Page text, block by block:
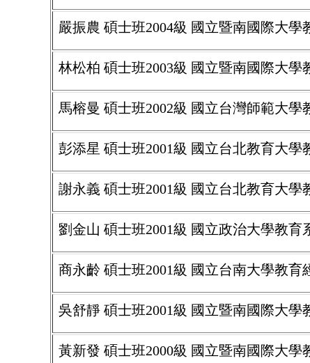
嚴振農 碩士班2004級 國立暨南國際大學
林松柏 碩士班2003級 國立暨南國際大學
馬榕曼 碩士班2002級 國立台灣師範大學
彭添星 碩士班2001級 國立台北教育大
謝永義 碩士班2001級 國立台北教育大
劉金山 碩士班2001級 國立政治大學教育
商永齡 碩士班2001級 國立台南大學教育
吳舒靜 碩士班2001級 國立暨南國際大學
黃新發 碩士班2000級 國立暨南國際大學